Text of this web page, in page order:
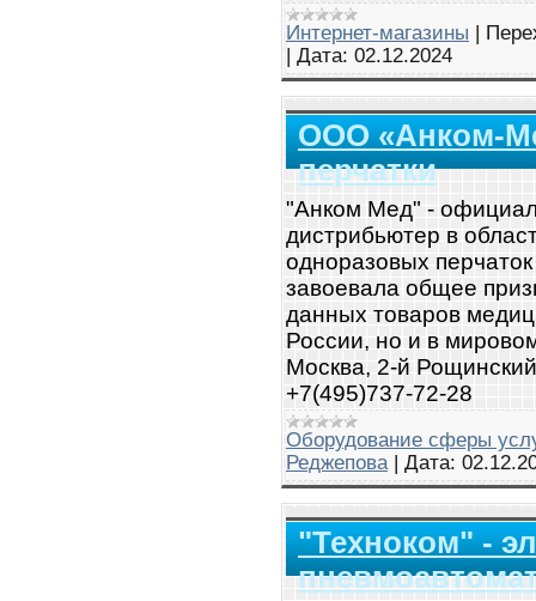
Интернет-магазины |
| Дата: 02.12.2024
ООО «Анком-
перчатки
"Анком Мед" -
дистрибьютер в
одноразовых
завоевала общее
данных товаров
России, но и в
Москва, 2-й
+7(495)737-72-28
Оборудование сферы
Реджепова | Дата:
"Техноком" -